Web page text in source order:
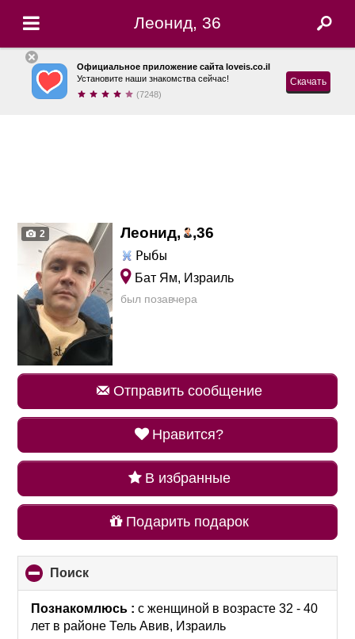
Леонид, 36
Официальное приложение сайта loveis.co.il
Установите наши знакомства сейчас!
(7248)
Скачать
2 Леонид, ,36
Рыбы
Бат Ям, Израиль
был позавчера
Отправить сообщение
Нравится?
В избранные
Подарить подарок
Поиск
to
collapse
contents
Познакомлюсь :с женщиной в возрасте 32 - 40
лет в районе Тель Авив, Израиль